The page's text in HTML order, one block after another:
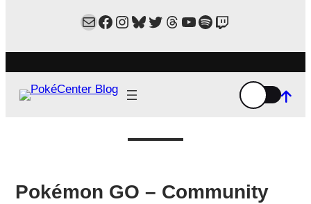
MailFacebook
Instagram
Bluesky
Twitter
Estamos no Threads!
YouTube
Spotify
Twitch
Pokémon GO – Community